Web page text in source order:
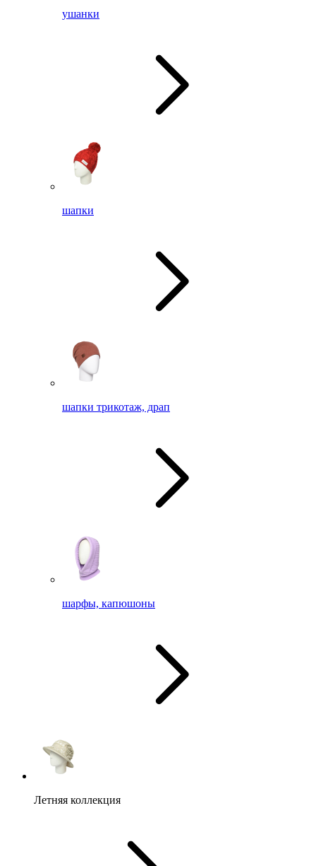
ушанки
шапки
шапки трикотаж, драп
шарфы, капюшоны
Летняя коллекция